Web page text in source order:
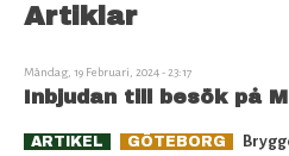
Artiklar
Måndag, 19 Februari, 2024 - 23:17
Inbjudan till besök på
ARTIKEL GÖTEBORG